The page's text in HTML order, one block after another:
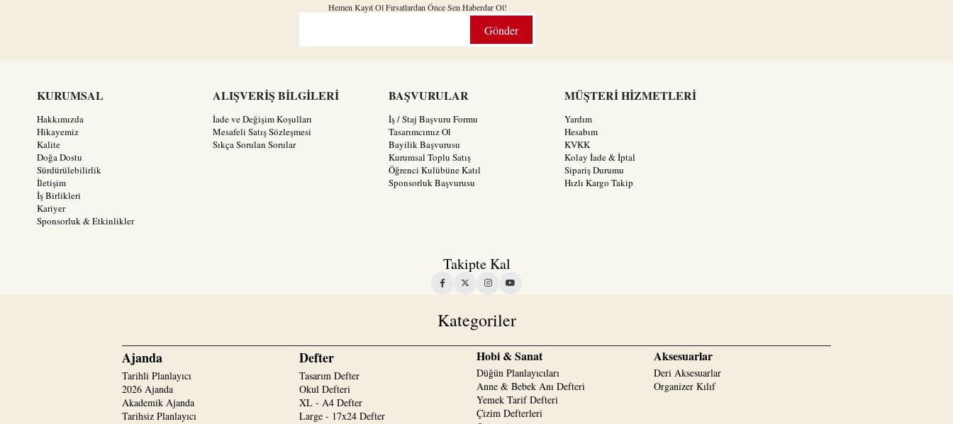
Hemen Kayıt Ol Fırsatlardan Önce Sen Haberdar Ol!
Gönder
KURUMSAL
Hakkımızda
Hikayemiz
Kalite
Doğa Dostu
Sürdürülebilirlik
İletişim
İş Birlikleri
Kariyer
Sponsorluk & Etkinlikler
ALIŞVERİŞ BİLGİLERİ
İade ve Değişim Koşulları
Mesafeli Satış Sözleşmesi
Sıkça Sorulan Sorular
BAŞVURULAR
İş / Staj Başvuru Formu
Tasarımcımız Ol
Bayilik Başvurusu
Kurumsal Toplu Satış
Öğrenci Kulübüne Katıl
Sponsorluk Başvurusu
MÜŞTERİ HİZMETLERİ
Yardım
Hesabım
KVKK
Kolay İade & İptal
Sipariş Durumu
Hızlı Kargo Takip
Takipte Kal
Kategoriler
Ajanda
Tarihli Planlayıcı
2026 Ajanda
Akademik Ajanda
Tarihsiz Planlayıcı
Defter
Tasarım Defter
Okul Defteri
XL - A4 Defter
Large - 17x24 Defter
Hobi & Sanat
Düğün Planlayıcıları
Anne & Bebek Anı Defteri
Yemek Tarif Defteri
Çizim Defterleri
Aksesuarlar
Deri Aksesuarlar
Organizer Kılıf